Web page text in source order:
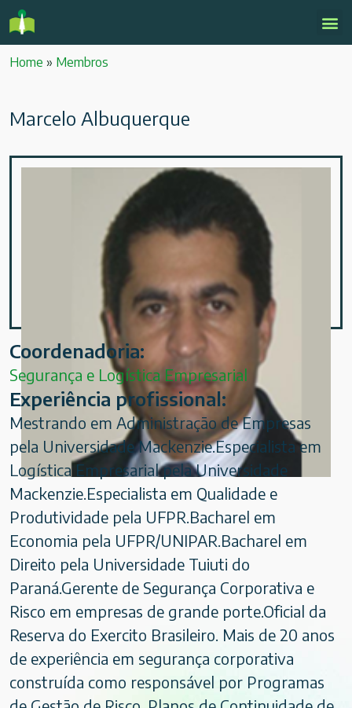
Home » Membros
Marcelo Albuquerque
Coordenadoria:
Segurança e Logística Empresarial
Experiência profissional:
Mestrando em Administração de Empresas
pela Universidade Mackenzie.Especialista em
Logística Empresarial pela Universidade
Mackenzie.Especialista em Qualidade e
Produtividade pela UFPR.Bacharel em
Economia pela UFPR/UNIPAR.Bacharel em
Direito pela Universidade Tuiuti do
Paraná.Gerente de Segurança Corporativa e
Risco em empresas de grande porte.Oficial da
Reserva do Exercito Brasileiro. Mais de 20 anos
de experiência em segurança corporativa
construída como responsável por Programas